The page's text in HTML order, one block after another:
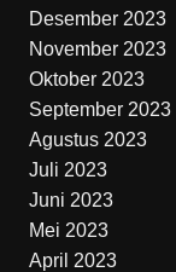
Desember 2023
November 2023
Oktober 2023
September 2023
Agustus 2023
Juli 2023
Juni 2023
Mei 2023
April 2023